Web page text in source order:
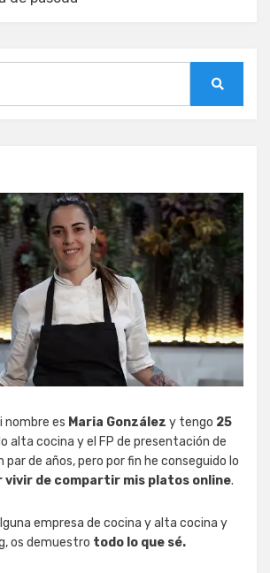
nombre es Maria González y tengo 25
alta cocina y el FP de presentación de
de años, pero por fin he conseguido lo
vivir de compartir mis platos online.
empresa de cocina y alta cocina y
os demuestro todo lo que sé.